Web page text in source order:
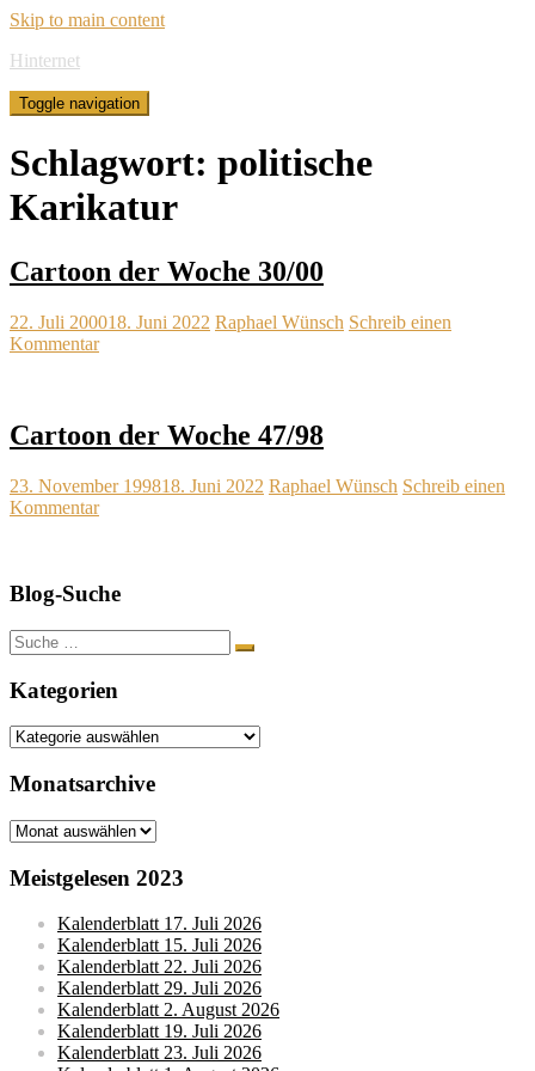
Skip to main content
Hinternet
Toggle navigation
Schlagwort: politische
Karikatur
Cartoon der Woche 30/00
22. Juli 200018. Juni 2022 Raphael Wünsch Schreib einen
Kommentar
Cartoon der Woche 47/98
23. November 199818. Juni 2022 Raphael Wünsch Schreib einen
Kommentar
Blog-Suche
Suche
nach:
Kategorien
Kategorien
Monatsarchive
Monatsarchive
Meistgelesen 2023
Kalenderblatt 17. Juli 2026
Kalenderblatt 15. Juli 2026
Kalenderblatt 22. Juli 2026
Kalenderblatt 29. Juli 2026
Kalenderblatt 2. August 2026
Kalenderblatt 19. Juli 2026
Kalenderblatt 23. Juli 2026